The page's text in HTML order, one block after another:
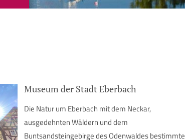
Museum der Stadt Eberbach
Die Natur um Eberbach mit dem Neckar,
ausgedehnten Wäldern und dem
Buntsandsteingebirge des Odenwaldes bestimmte